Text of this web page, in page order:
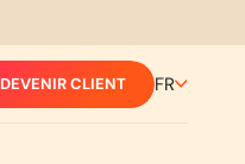
DEVENIR CLIENT FR